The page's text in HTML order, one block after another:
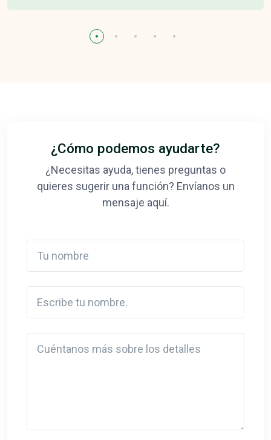
¿Cómo podemos ayudarte?
¿Necesitas ayuda, tienes preguntas o
quieres sugerir una función? Envíanos un
mensaje aquí.